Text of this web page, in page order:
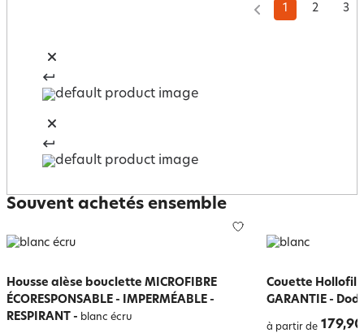
1 2 3
Souvent achetés ensemble
Housse alèse bouclette MICROFIBRE
ÉCORESPONSABLE - IMPERMÉABLE -
RESPIRANT - blanc écru
Couette Hollofil
GARANTIE -
à partir de